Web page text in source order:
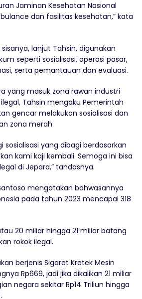
Jaminan Kesehatan Nasional
dan fasilitas kesehatan,” kata
lanjut Tahsin, digunakan
seperti sosialisasi, operasi pasar,
serta pemantauan dan evaluasi.
yang masuk zona rawan industri
Tahsin mengaku Pemerintah
gencar melakukan sosialisasi dan
zona merah.
sosialisasi yang dibagi berdasarkan
kami kaji kembali. Semoga ini bisa
di Jepara,” tandasnya.
mengatakan bahwasannya
pada tahun 2023 mencapai 318
20 miliar hingga 21 miliar batang
rokok ilegal.
berjenis Sigaret Kretek Mesin
Rp669, jadi jika dikalikan 21 miliar
negara sekitar Rp14 Triliun hingga